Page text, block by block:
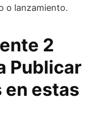
o lanzamiento.
2
Publicar
estas